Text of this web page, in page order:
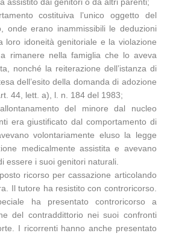
assistito dai genitori o da altri parenti;
costituiva l’unico oggetto del
onde erano inammissibili le deduzioni
loro idoneità genitoriale e la violazione
rimanere nella famiglia che lo aveva
nonché la reiterazione dell’istanza di
dell’esito della domanda di adozione
44, lett. a), l. n. 184 del 1983;
del minore dal nucleo
era giustificato dal comportamento di
volontariamente eluso la legge
medicalmente assistita e avevano
essere i suoi genitori naturali.
ricorso per cassazione articolando
Il tutore ha resistito con controricorso.
ha presentato controricorso a
del contraddittorio nei suoi confronti
I ricorrenti hanno anche presentato